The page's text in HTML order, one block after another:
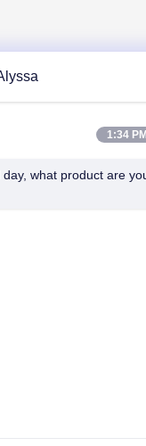
1:34 PM
day, what product are